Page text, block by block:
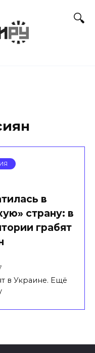
в
страну: в
грабят
в Украине. Ещё